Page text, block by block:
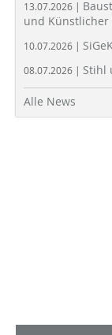
13.07.2026 |
und Künstlicher
10.07.2026 |
08.07.2026 | Stihl
Alle News